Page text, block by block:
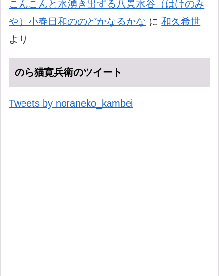
こんこんと水湧き出ずる八景水谷（はけのみ
や）小春日和ののどかなるかな に和久希世
より
のら猫寛兵衛のツイート
Tweets by noraneko_kambei